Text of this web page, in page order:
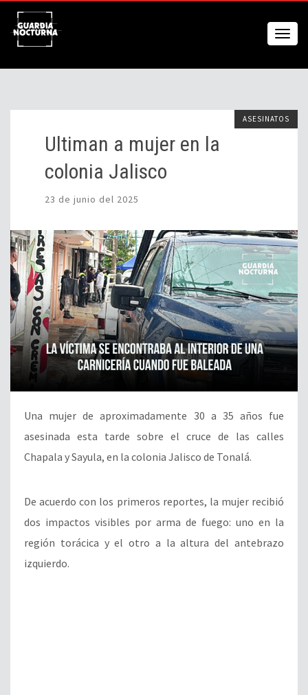
ASESINATOS
Ultiman a mujer en la
colonia Jalisco
23 de junio del 2025
Una mujer de aproximadamente 30 a 35 años fue
asesinada esta tarde sobre el cruce de las calles
Chapala y Sayula, en la colonia Jalisco de Tonalá.
De acuerdo con los primeros reportes, la mujer recibió
dos impactos visibles por arma de fuego: uno en la
región torácica y el otro a la altura del antebrazo
izquierdo.